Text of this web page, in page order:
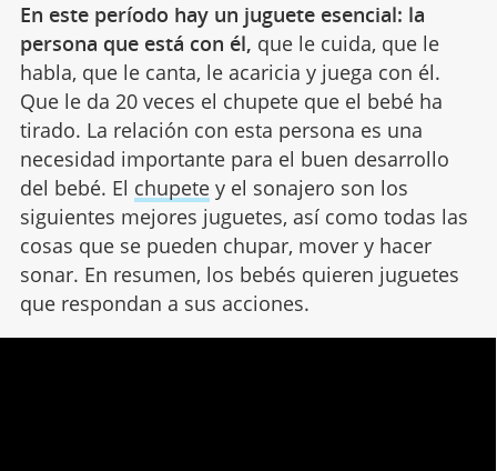
En este período hay un juguete esencial: la
persona que está con él, que le cuida, que le
habla, que le canta, le acaricia y juega con él.
Que le da 20 veces el chupete que el bebé ha
tirado. La relación con esta persona es una
necesidad importante para el buen desarrollo
del bebé. El chupetey el sonajero son los
siguientes mejores juguetes, así como todas las
cosas que se pueden chupar, mover y hacer
sonar. En resumen, los bebés quieren juguetes
que respondan a sus acciones.